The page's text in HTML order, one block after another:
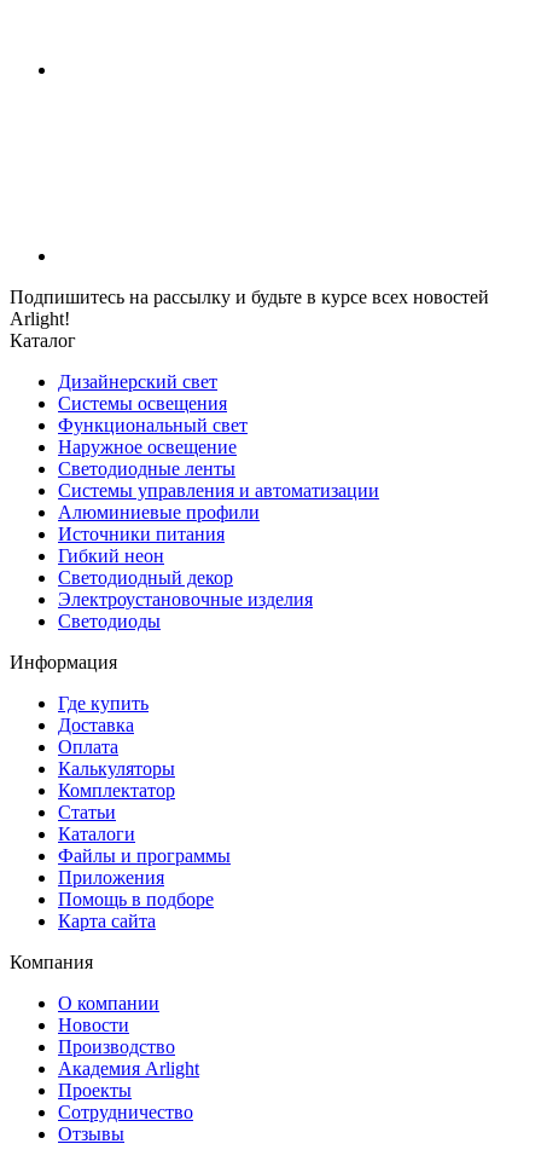
Подпишитесь на рассылку и будьте в курсе всех новостей
Arlight!
Каталог
Дизайнерский свет
Системы освещения
Функциональный свет
Наружное освещение
Светодиодные ленты
Системы управления и автоматизации
Алюминиевые профили
Источники питания
Гибкий неон
Светодиодный декор
Электроустановочные изделия
Светодиоды
Информация
Где купить
Доставка
Оплата
Калькуляторы
Комплектатор
Статьи
Каталоги
Файлы и программы
Приложения
Помощь в подборе
Карта сайта
Компания
О компании
Новости
Производство
Академия Arlight
Проекты
Сотрудничество
Отзывы